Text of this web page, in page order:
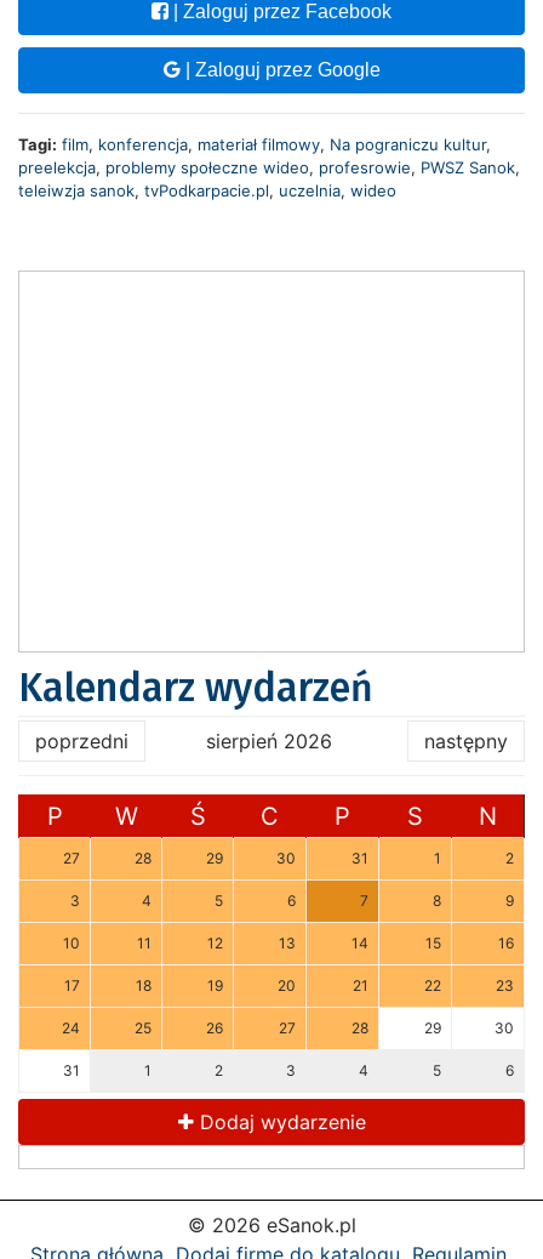
| Zaloguj przez Facebook
| Zaloguj przez Google
Tagi: film, konferencja, materiał filmowy, Na pograniczu kultur,
preelekcja, problemy społeczne wideo, profesrowie, PWSZ Sanok,
teleiwzja sanok, tvPodkarpacie.pl, uczelnia, wideo
Kalendarz wydarzeń
poprzedni sierpień 2026 następny
P W Ś C P S N
27 28 29 30 31 1 2
3 4 5 6 7 8 9
10 11 12 13 14 15 16
17 18 19 20 21 22 23
24 25 26 27 28 29 30
31 1 2 3 4 5 6
Dodaj wydarzenie
© 2026 eSanok.pl